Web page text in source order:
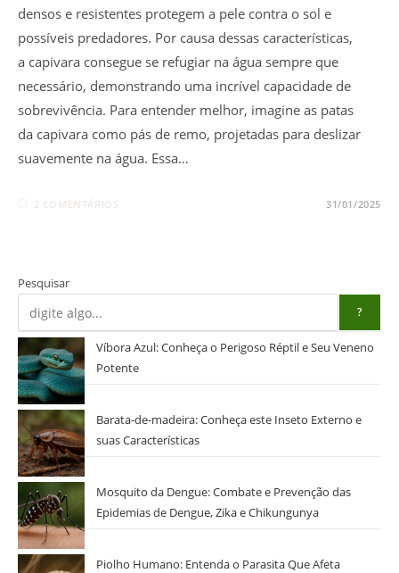
densos e resistentes protegem a pele contra o sol e
possíveis predadores. Por causa dessas características,
a capivara consegue se refugiar na água sempre que
necessário, demonstrando uma incrível capacidade de
sobrevivência. Para entender melhor, imagine as patas
da capivara como pás de remo, projetadas para deslizar
suavemente na água. Essa…
31/01/2025
Pesquisar
?
Víbora Azul: Conheça o Perigoso Réptil e Seu Veneno
Potente
Barata-de-madeira: Conheça este Inseto Externo e
suas Características
Mosquito da Dengue: Combate e Prevenção das
Epidemias de Dengue, Zika e Chikungunya
Piolho Humano: Entenda o Parasita Que Afeta